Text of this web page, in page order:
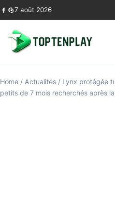
Skip to content
7 août 2026
Home / Actualités / Lynx protégée
petits de 7 mois recherchés après